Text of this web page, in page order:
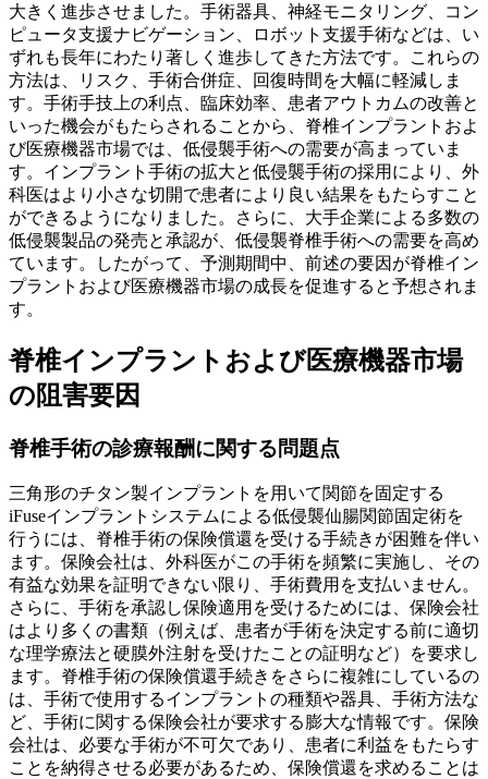
大きく進歩させました。手術器具、神経モニタリング、コン
ピュータ支援ナビゲーション、ロボット支援手術などは、い
ずれも長年にわたり著しく進歩してきた方法です。これらの
方法は、リスク、手術合併症、回復時間を大幅に軽減しま
す。手術手技上の利点、臨床効率、患者アウトカムの改善と
いった機会がもたらされることから、脊椎インプラントおよ
び医療機器市場では、低侵襲手術への需要が高まっていま
す。インプラント手術の拡大と低侵襲手術の採用により、外
科医はより小さな切開で患者により良い結果をもたらすこと
ができるようになりました。さらに、大手企業による多数の
低侵襲製品の発売と承認が、低侵襲脊椎手術への需要を高め
ています。したがって、予測期間中、前述の要因が脊椎イン
プラントおよび医療機器市場の成長を促進すると予想されま
す。
脊椎インプラントおよび医療機器市場
の阻害要因
脊椎手術の診療報酬に関する問題点
三角形のチタン製インプラントを用いて関節を固定する
iFuseインプラントシステムによる低侵襲仙腸関節固定術を
行うには、脊椎手術の保険償還を受ける手続きが困難を伴い
ます。保険会社は、外科医がこの手術を頻繁に実施し、その
有益な効果を証明できない限り、手術費用を支払いません。
さらに、手術を承認し保険適用を受けるためには、保険会社
はより多くの書類（例えば、患者が手術を決定する前に適切
な理学療法と硬膜外注射を受けたことの証明など）を要求し
ます。脊椎手術の保険償還手続きをさらに複雑にしているの
は、手術で使用するインプラントの種類や器具、手術方法な
ど、手術に関する保険会社が要求する膨大な情報です。保険
会社は、必要な手術が不可欠であり、患者に利益をもたらす
ことを納得させる必要があるため、保険償還を求めることは